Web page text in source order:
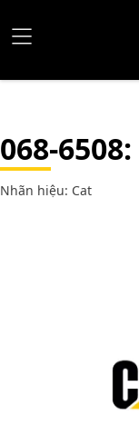
068-6508
Nhãn hiệu: Cat